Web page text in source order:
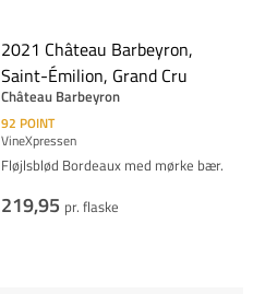
2021 Château Barbeyron,
Saint-Émilion, Grand Cru
Château Barbeyron
92 POINT
VineXpressen
Fløjlsblød Bordeaux med mørke bær.
219,95 pr. flaske